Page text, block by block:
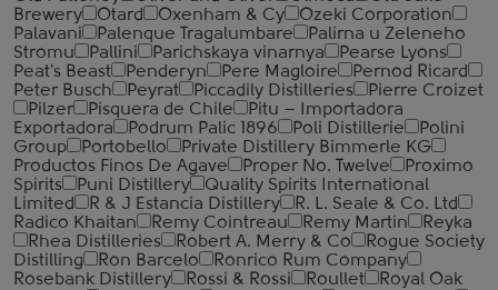
Brewery
Otard Oxenham & Cy
Ozeki Corporation
Palavani
Palenque Tragalumbare
Palirna u Zeleneho
Stromu
Pallini Parichskaya vinarnya
Pearse Lyons
Peat's Beast
Penderyn Pere Magloire
Pernod Ricard
Peter Busch
Peyrat Piccadily Distilleries
Pierre Croizet
Pilzer
Pisquera de Chile
Pitu – Importadora
Exportadora
Podrum Palic 1896 Poli Distillerie
Polini
Group
Portobello
Private Distillery Bimmerle KG
Productos Finos De Agave
Proper No. Twelve
Proximo
Spirits
Puni Distillery
Quality Spirits International
Limited
R & J Estancia Distillery
R. L. Seale & Co. Ltd
Radico Khaitan
Remy Cointreau Remy Martin
Reyka
Rhea Distilleries
Robert A. Merry & Co
Rogue Society
Distilling
Ron Barcelo
Ronrico Rum Company
Rosebank Distillery
Rossi & Rossi Roullet Royal Oak